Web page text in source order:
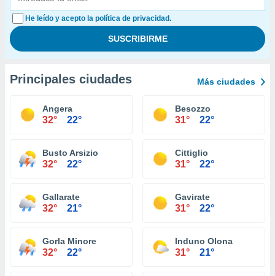
He leído y acepto la política de privacidad.
Principales ciudades Más ciudades
Angera
32° 22°
Besozzo
31° 22°
Busto Arsizio
32° 22°
Cittiglio
31° 22°
Gallarate
32° 21°
Gavirate
31° 22°
Gorla Minore
32° 22°
Induno Olona
31° 21°